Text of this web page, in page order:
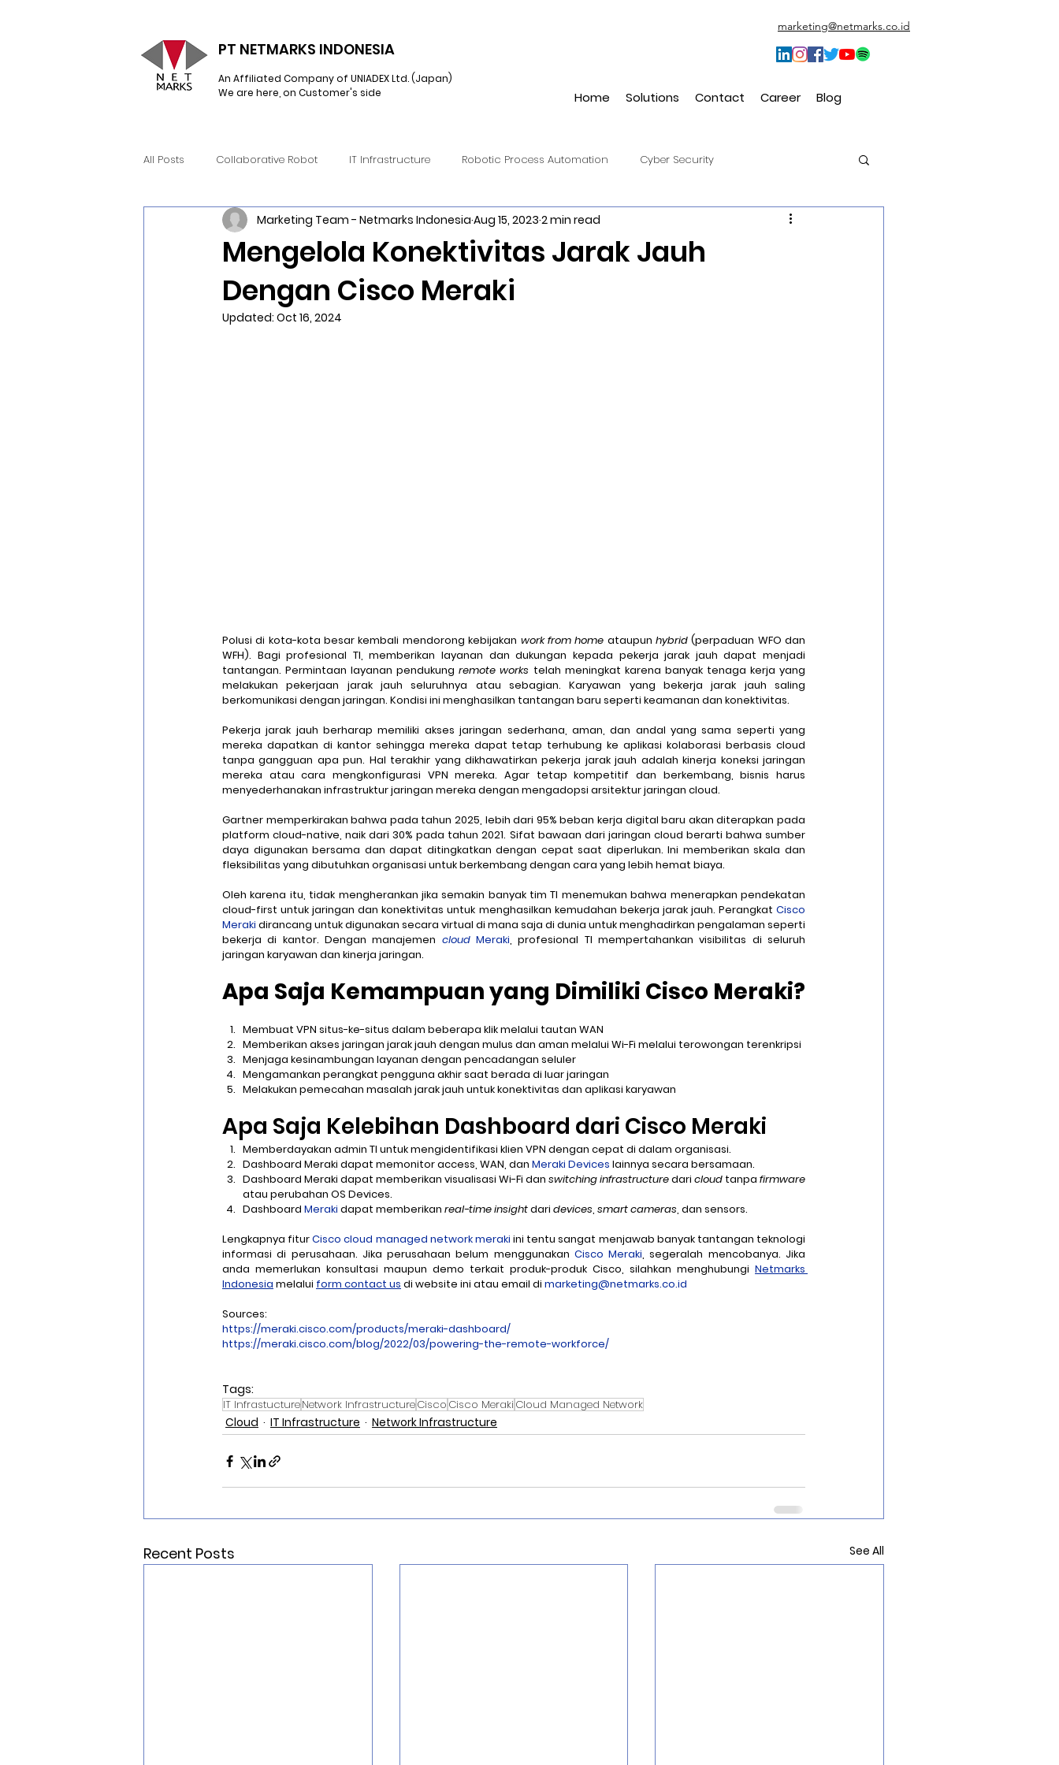
marketing@netmarks.co.id
PT NETMARKS INDONESIA
An Affiliated Company of UNIADEX Ltd. (Japan)
We are here, on Customer's side
Home Solutions Contact Career Blog
All Posts Collaborative Robot IT Infrastructure Robotic Process Automation Cyber Security
Network Infrastructure Hyperconverged Infrastructure IIoT Cloud Endpoint Management (CEM)
Snow Software RealWear Virtual Reality UiPath
Mengelola Konektivitas Jarak Jauh
Dengan Cisco Meraki
Marketing Team - Netmarks Indonesia Aug 15, 2023 2 min read
Updated: Oct 16, 2024
Polusi di kota-kota besar kembali mendorong kebijakan work from home ataupun hybrid (perpaduan WFO dan
WFH). Bagi profesional TI, memberikan layanan dan dukungan kepada pekerja jarak jauh dapat menjadi
tantangan. Permintaan layanan pendukung remote works telah meningkat karena banyak tenaga kerja yang
melakukan pekerjaan jarak jauh seluruhnya atau sebagian. Karyawan yang bekerja jarak jauh saling
berkomunikasi dengan jaringan. Kondisi ini menghasilkan tantangan baru seperti keamanan dan konektivitas.
Pekerja jarak jauh berharap memiliki akses jaringan sederhana, aman, dan andal yang sama seperti yang
mereka dapatkan di kantor sehingga mereka dapat tetap terhubung ke aplikasi kolaborasi berbasis cloud
tanpa gangguan apa pun. Hal terakhir yang dikhawatirkan pekerja jarak jauh adalah kinerja koneksi jaringan
mereka atau cara mengkonfigurasi VPN mereka. Agar tetap kompetitif dan berkembang, bisnis harus
menyederhanakan infrastruktur jaringan mereka dengan mengadopsi arsitektur jaringan cloud.
Gartner memperkirakan bahwa pada tahun 2025, lebih dari 95% beban kerja digital baru akan diterapkan pada
platform cloud-native, naik dari 30% pada tahun 2021. Sifat bawaan dari jaringan cloud berarti bahwa sumber
daya digunakan bersama dan dapat ditingkatkan dengan cepat saat diperlukan. Ini memberikan skala dan
fleksibilitas yang dibutuhkan organisasi untuk berkembang dengan cara yang lebih hemat biaya.
Oleh karena itu, tidak mengherankan jika semakin banyak tim TI menemukan bahwa menerapkan pendekatan
cloud-first untuk jaringan dan konektivitas untuk menghasilkan kemudahan bekerja jarak jauh. Perangkat Cisco
Meraki dirancang untuk digunakan secara virtual di mana saja di dunia untuk menghadirkan pengalaman seperti
bekerja di kantor. Dengan manajemen cloud Meraki, profesional TI mempertahankan visibilitas di seluruh
jaringan karyawan dan kinerja jaringan.
Apa Saja Kemampuan yang Dimiliki Cisco Meraki?
Membuat VPN situs-ke-situs dalam beberapa klik melalui tautan WAN
Memberikan akses jaringan jarak jauh dengan mulus dan aman melalui Wi-Fi melalui terowongan terenkripsi
Menjaga kesinambungan layanan dengan pencadangan seluler
Mengamankan perangkat pengguna akhir saat berada di luar jaringan
Melakukan pemecahan masalah jarak jauh untuk konektivitas dan aplikasi karyawan
Apa Saja Kelebihan Dashboard dari Cisco Meraki
Memberdayakan admin TI untuk mengidentifikasi klien VPN dengan cepat di dalam organisasi.
Dashboard Meraki dapat memonitor access, WAN, dan Meraki Devices lainnya secara bersamaan.
Dashboard Meraki dapat memberikan visualisasi Wi-Fi dan switching infrastructure dari cloud tanpa firmware
atau perubahan OS Devices.
Dashboard Meraki dapat memberikan real-time insight dari devices, smart cameras, dan sensors.
Lengkapnya fitur Cisco cloud managed network meraki ini tentu sangat menjawab banyak tantangan teknologi
informasi di perusahaan. Jika perusahaan belum menggunakan Cisco Meraki, segeralah mencobanya. Jika
anda memerlukan konsultasi maupun demo terkait produk-produk Cisco, silahkan menghubungi Netmarks
Indonesia melalui form contact us di website ini atau email di marketing@netmarks.co.id
Sources:
https://meraki.cisco.com/products/meraki-dashboard/
https://meraki.cisco.com/blog/2022/03/powering-the-remote-workforce/
Tags:
IT InfrastuctureNetwork InfrastructureCisco Cisco Meraki Cloud Managed Network
Cloud IT Infrastructure Network Infrastructure
Recent Posts See All